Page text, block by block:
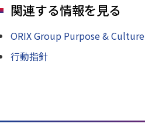
関連する情報を見る
ORIX Group Purpose & Culture
行動指針